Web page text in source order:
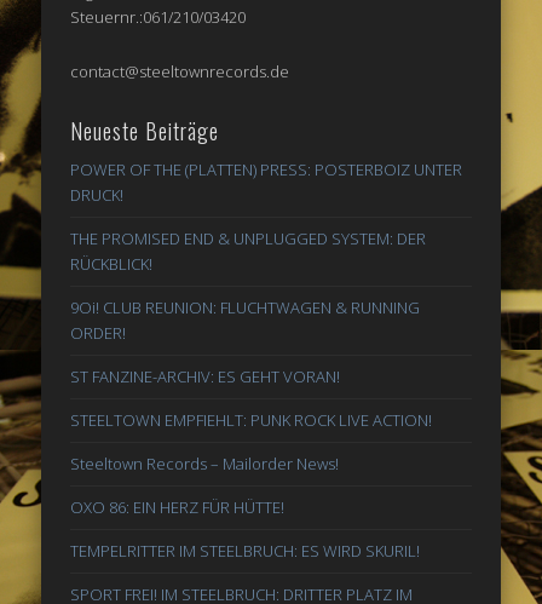
Steuernr.:061/210/03420
contact@steeltownrecords.de
Neueste Beiträge
POWER OF THE (PLATTEN) PRESS: POSTERBOIZ UNTER
DRUCK!
THE PROMISED END & UNPLUGGED SYSTEM: DER
RÜCKBLICK!
9Oi! CLUB REUNION: FLUCHTWAGEN & RUNNING
ORDER!
ST FANZINE-ARCHIV: ES GEHT VORAN!
STEELTOWN EMPFIEHLT: PUNK ROCK LIVE ACTION!
Steeltown Records – Mailorder News!
OXO 86: EIN HERZ FÜR HÜTTE!
TEMPELRITTER IM STEELBRUCH: ES WIRD SKURIL!
SPORT FREI! IM STEELBRUCH: DRITTER PLATZ IM